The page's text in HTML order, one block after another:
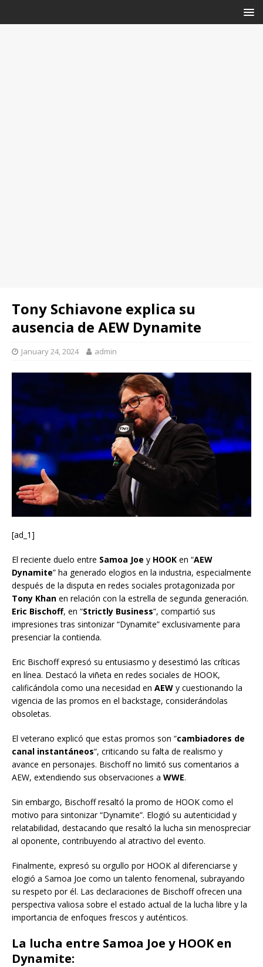
Tony Schiavone explica su
ausencia de AEW Dynamite
January 24, 2024 admin
[ad_1]
El reciente duelo entre Samoa Joe y HOOK en “AEW
Dynamite” ha generado elogios en la industria, especialmente
después de la disputa en redes sociales protagonizada por
Tony Khan en relación con la estrella de segunda generación.
Eric Bischoff, en “Strictly Business“, compartió sus
impresiones tras sintonizar “Dynamite” exclusivamente para
presenciar la contienda.
Eric Bischoff expresó su entusiasmo y desestimó las críticas
en línea. Destacó la viñeta en redes sociales de HOOK,
calificándola como una necesidad en AEW y cuestionando la
vigencia de las promos en el backstage, considerándolas
obsoletas.
El veterano explicó que estas promos son “cambiadores de
canal instantáneos“, criticando su falta de realismo y
avance en personajes. Bischoff no limitó sus comentarios a
AEW, extendiendo sus observaciones a WWE.
Sin embargo, Bischoff resaltó la promo de HOOK como el
motivo para sintonizar “Dynamite”. Elogió su autenticidad y
relatabilidad, destacando que resaltó la lucha sin menospreciar
al oponente, contribuyendo al atractivo del evento.
Finalmente, expresó su orgullo por HOOK al diferenciarse y
elogió a Samoa Joe como un talento fenomenal, subrayando
su respeto por él. Las declaraciones de Bischoff ofrecen una
perspectiva valiosa sobre el estado actual de la lucha libre y la
importancia de enfoques frescos y auténticos.
La lucha entre Samoa Joe y HOOK en
Dynamite: